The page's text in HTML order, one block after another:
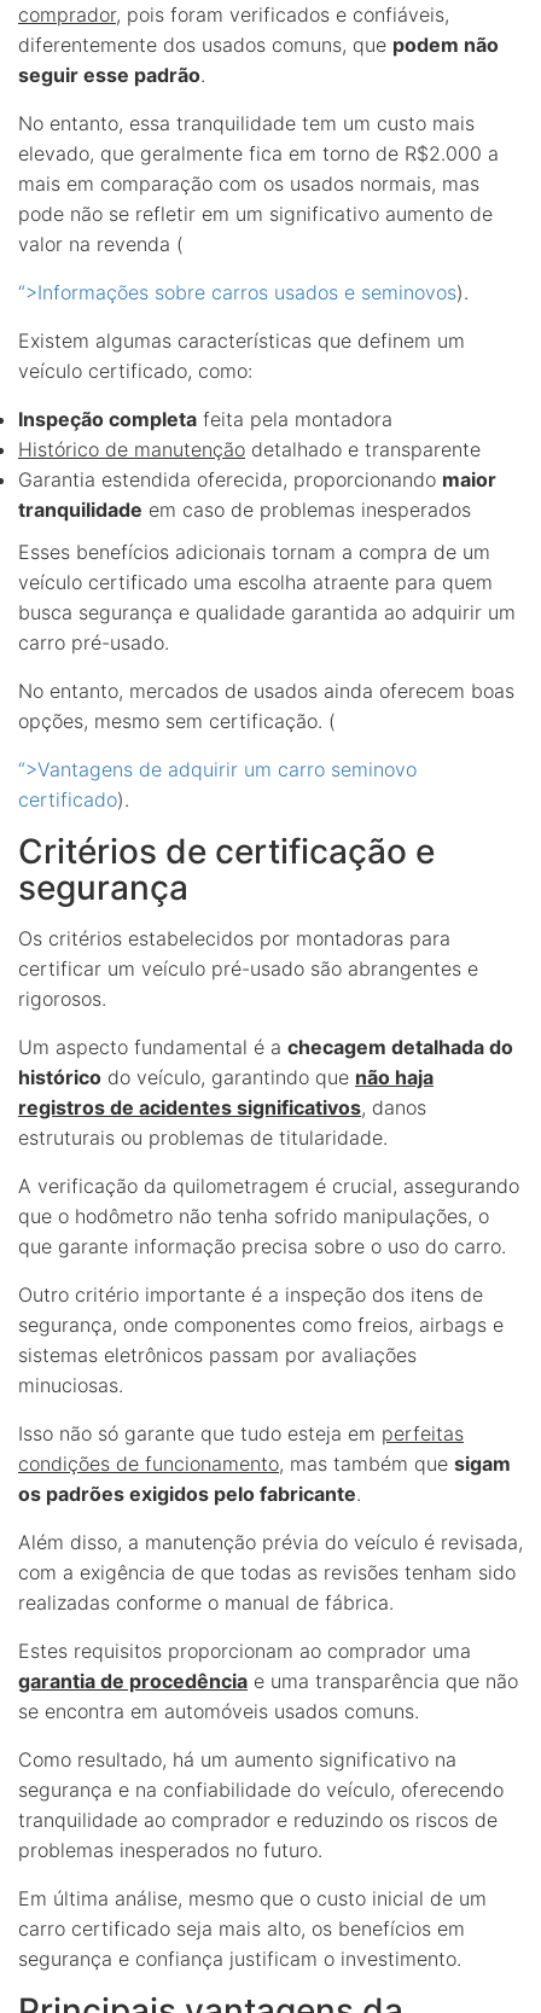
comprador, pois foram verificados e confiáveis,
diferentemente dos usados comuns, que podem não
seguir esse padrão.
No entanto, essa tranquilidade tem um custo mais
elevado, que geralmente fica em torno de R$2.000 a
mais em comparação com os usados normais, mas
pode não se refletir em um significativo aumento de
valor na revenda (
“>Informações sobre carros usados e seminovos).
Existem algumas características que definem um
veículo certificado, como:
Inspeção completa feita pela montadora
Histórico de manutenção detalhado e transparente
Garantia estendida oferecida, proporcionando maior
tranquilidade em caso de problemas inesperados
Esses benefícios adicionais tornam a compra de um
veículo certificado uma escolha atraente para quem
busca segurança e qualidade garantida ao adquirir um
carro pré-usado.
No entanto, mercados de usados ainda oferecem boas
opções, mesmo sem certificação. (
“>Vantagens de adquirir um carro seminovo
certificado).
Critérios de certificação e
segurança
Os critérios estabelecidos por montadoras para
certificar um veículo pré-usado são abrangentes e
rigorosos.
Um aspecto fundamental é a checagem detalhada do
histórico do veículo, garantindo que não haja
registros de acidentes significativos, danos
estruturais ou problemas de titularidade.
A verificação da quilometragem é crucial, assegurando
que o hodômetro não tenha sofrido manipulações, o
que garante informação precisa sobre o uso do carro.
Outro critério importante é a inspeção dos itens de
segurança, onde componentes como freios, airbags e
sistemas eletrônicos passam por avaliações
minuciosas.
Isso não só garante que tudo esteja em perfeitas
condições de funcionamento, mas também que sigam
os padrões exigidos pelo fabricante.
Além disso, a manutenção prévia do veículo é revisada,
com a exigência de que todas as revisões tenham sido
realizadas conforme o manual de fábrica.
Estes requisitos proporcionam ao comprador uma
garantia de procedência e uma transparência que não
se encontra em automóveis usados comuns.
Como resultado, há um aumento significativo na
segurança e na confiabilidade do veículo, oferecendo
tranquilidade ao comprador e reduzindo os riscos de
problemas inesperados no futuro.
Em última análise, mesmo que o custo inicial de um
carro certificado seja mais alto, os benefícios em
segurança e confiança justificam o investimento.